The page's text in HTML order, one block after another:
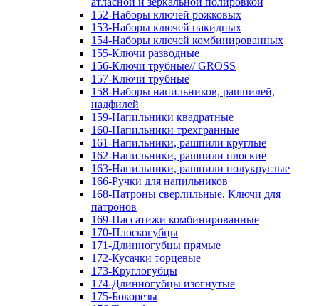
152-Наборы ключей рожковых
153-Наборы ключей накидных
154-Наборы ключей комбинированных
155-Ключи разводные
156-Ключи трубные// GROSS
157-Ключи трубные
158-Наборы напильников, рашпилей,
надфилей
159-Напильники квадратные
160-Напильники трехгранные
161-Напильники, рашпили круглые
162-Напильники, рашпили плоские
163-Напильники, рашпили полукруглые
166-Ручки для напильников
168-Патроны сверлильные, Ключи для
патронов
169-Пассатижи комбинированные
170-Плоскогубцы
171-Длинногубцы прямые
172-Кусачки торцевые
173-Круглогубцы
174-Длинногубцы изогнутые
175-Бокорезы